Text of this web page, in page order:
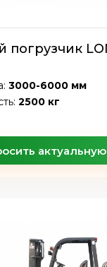
погрузчик
3000-6000 мм
2500 кг